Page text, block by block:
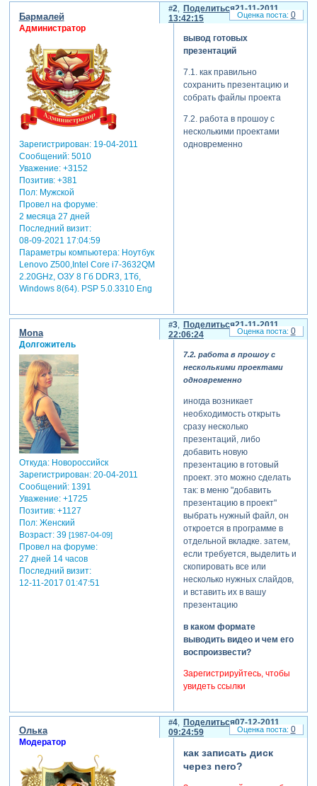
windows "установка и
удаление программ"
управления" и найти в ней
данное приложение
2.в приложении "установка
и удаление программ"
найти программу proshow
нажав на кнопку "заменить/
удалить"
3. в этом же приложении
пользователя/apllication
data/photodex/proshow
producer/templates
5/ в папке (c:/documents and
settings/all users/apllication
/styles сохраняются
импортированные вами
стили
3. работа в прошоу с
одновременно
для того, чтобы работать с
несколькими
презентациями
одновременно, нужно
создать проект (меню
"проект" -> "создать
проект"). после этого можно
добавлять нужные
презентации в проект
(меню "проект" -> "добавить
презентацию в проект" или
"создать презентацию в
проекте"). в проекте можно
копировать слайды в одной
презентации и вставлять их
4. некорректная работа
программы( закрывается,
при разных сбоях
Поделиться
2
21-11-2011
13:42:15
Бармалей
Администратор
Зарегистрирован: 19-04-2011
Сообщений:5010
Уважение: +3152
Позитив: +381
Пол:Мужской
Провел на форуме:
2 месяца 27 дней
Последний визит:
08-09-2021 17:04:59
Параметры компьютера:Ноутбук
Lenovo Z500,Intel Core i7-3632QM
2.20GHz, ОЗУ 8 Гб DDR3, 1Тб,
Windows 8(64). PSP 5.0.3310 Eng
вывод готовых
презентаций
7.1. как правильно
сохранить презентацию и
собрать файлы проекта
7.2. работа в прошоу с
несколькими проектами
одновременно
0
Поделиться
3
21-11-2011
22:06:24
Mona
Долгожитель
Откуда:Новороссийск
Зарегистрирован: 20-04-2011
Сообщений:1391
Уважение: +1725
Позитив: +1127
Пол:Женский
Возраст:39 [1987-04-09]
Провел на форуме:
27 дней 14 часов
Последний визит:
12-11-2017 01:47:51
7.2. работа в прошоу с
несколькими проектами
одновременно
иногда возникает
необходимость открыть
сразу несколько
презентаций, либо
добавить новую
презентацию в готовый
проект. это можно сделать
так: в меню "добавить
презентацию в проект"
выбрать нужный файл, он
откроется в программе в
отдельной вкладке. затем,
если требуется, выделить и
скопировать все или
несколько нужных слайдов,
и вставить их в вашу
презентацию
в каком формате
выводить видео и чем его
воспроизвести?
Зарегистрируйтесь, чтобы
увидеть ссылки
проекта?
проект. затем создайте
папку, в которую вы будете
0
Поделиться
4
07-12-2011
09:24:59
Олька
Модератор
как записать диск
через nero?
0